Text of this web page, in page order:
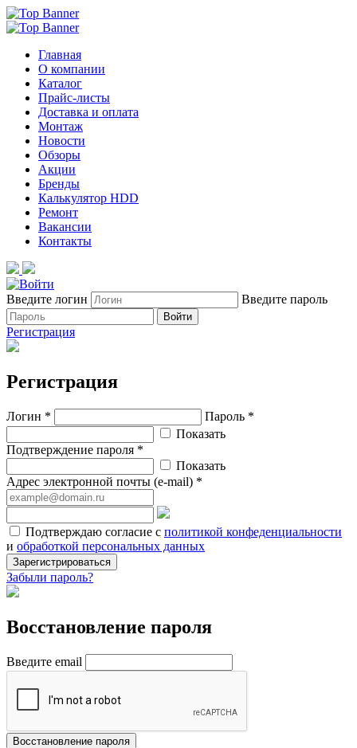
Главная
О компании
Каталог
Прайс-листы
Доставка и оплата
Монтаж
Новости
Обзоры
Акции
Бренды
Калькулятор HDD
Ремонт
Вакансии
Контакты
Введите логин Введите пароль
Войти
Регистрация
Регистрация
Логин *
Пароль *
Показать
Подтверждение пароля *
Показать
Адрес электронной почты (e-mail) *
Подтверждаю согласие с политикой конфеденциальности
и обработкой персональных данных
Зарегистрироваться
Забыли пароль?
Восстановление пароля
Введите email
Восстановление пароля